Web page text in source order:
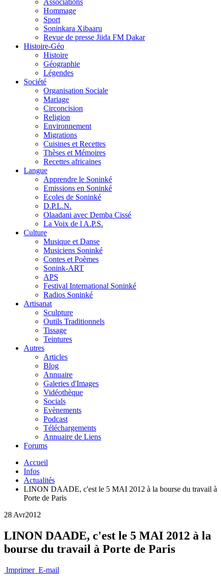
Associations
Hommage
Sport
Soninkara Xibaaru
Revue de presse Jiida FM Dakar
Histoire-Géo
Histoire
Géographie
Légendes
Société
Organisation Sociale
Mariage
Circoncision
Religion
Environnement
Migrations
Cuisines et Recettes
Thèses et Mémoires
Recettes africaines
Langue
Apprendre le Soninké
Emissions en Soninké
Ecoles de Soninké
D.P.L.N.
Olaadani avec Demba Cissé
La Voix de l A.P.S.
Culture
Musique et Danse
Musiciens Soninké
Contes et Poèmes
Sonink-ART
APS
Festival International Soninké
Radios Soninké
Artisanat
Sculpture
Outils Traditionnels
Tissage
Teintures
Autres
Articles
Blog
Annuaire
Galeries d'Images
Vidéothèque
Socials
Evènements
Podcast
Téléchargements
Annuaire de Liens
Forums
Accueil
Infos
Actualités
LINON DAADE, c'est le 5 MAI 2012 à la bourse du travail à
Porte de Paris
28 Avr2012
LINON DAADE, c'est le 5 MAI 2012 à la
bourse du travail à Porte de Paris
Imprimer E-mail